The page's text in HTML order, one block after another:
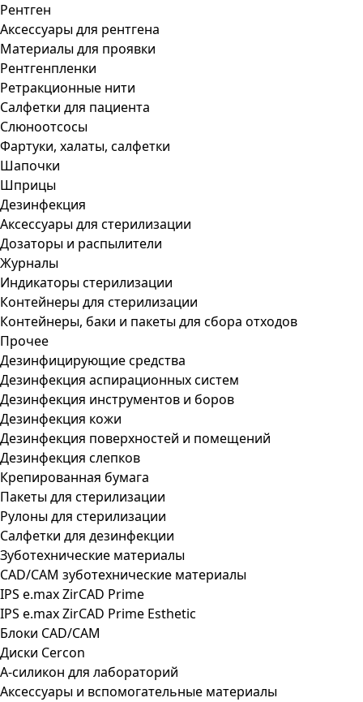
Рентген
Аксессуары для рентгена
Материалы для проявки
Рентгенпленки
Ретракционные нити
Салфетки для пациента
Слюноотсосы
Фартуки, халаты, салфетки
Шапочки
Шприцы
Дезинфекция
Аксессуары для стерилизации
Дозаторы и распылители
Журналы
Индикаторы стерилизации
Контейнеры для стерилизации
Контейнеры, баки и пакеты для сбора отходов
Прочее
Дезинфицирующие средства
Дезинфекция аспирационных систем
Дезинфекция инструментов и боров
Дезинфекция кожи
Дезинфекция поверхностей и помещений
Дезинфекция слепков
Крепированная бумага
Пакеты для стерилизации
Рулоны для стерилизации
Салфетки для дезинфекции
Зуботехнические материалы
CAD/CAM зуботехнические материалы
IPS e.max ZirCAD Prime
IPS e.max ZirCAD Prime Esthetic
Блоки CAD/CAM
Диски Cercon
А-силикон для лабораторий
Аксессуары и вспомогательные материалы